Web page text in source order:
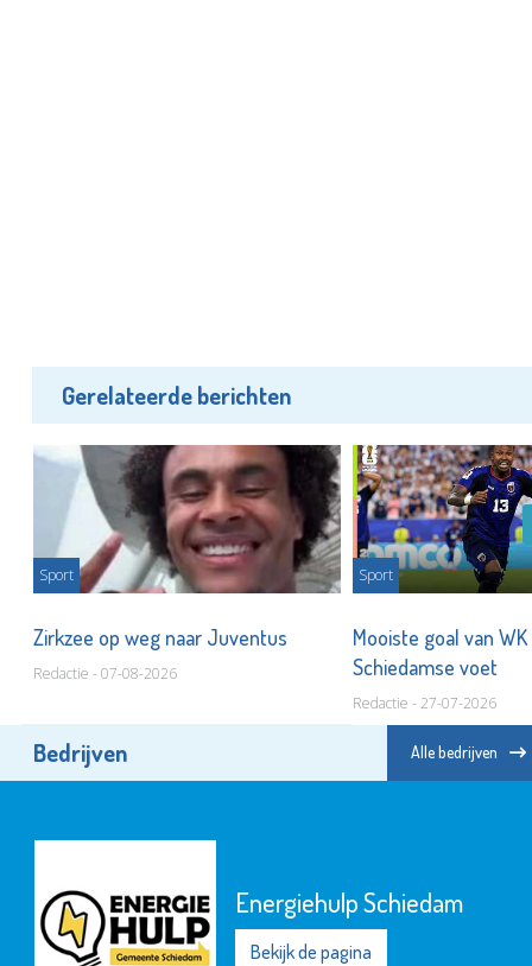
Gerelateerde berichten
Sport
Zirkzee op weg naar Juventus
Redactie - 07-08-2026
Sport
Mooiste goal van
Schiedamse voet
Redactie - 27-07-2026
Bedrijven Alle bedrijven
Energiehulp Schiedam
Bekijk de pagina